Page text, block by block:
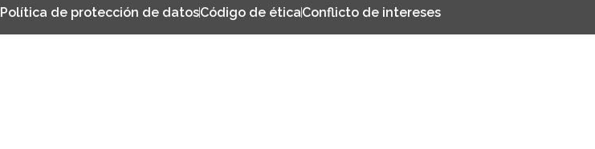
Política de protección de datosCódigo de éticaConflicto de intereses